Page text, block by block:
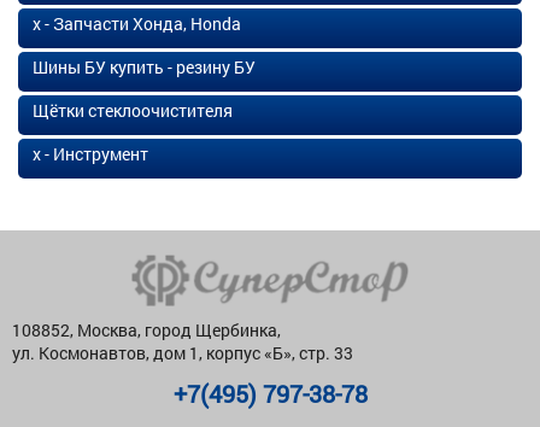
х - Запчасти Хонда, Honda
Шины БУ купить - резину БУ
Щётки стеклоочистителя
х - Инструмент
108852, Москва, город Щербинка,
ул. Космонавтов, дом 1, корпус «Б», стр. 33
+7(495) 797-38-78